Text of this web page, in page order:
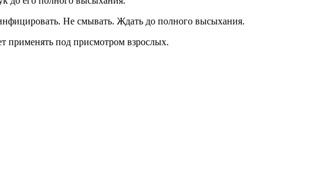
Не смывать. Ждать до полного высыхания.
применять под присмотром взрослых.